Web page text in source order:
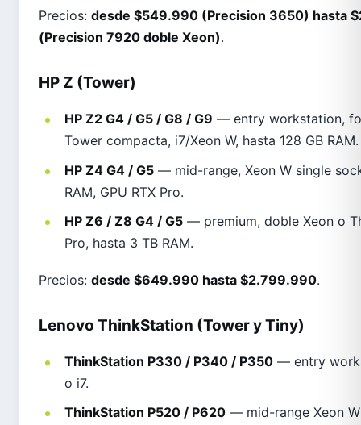
Precios: desde $549.990 (Precision 3650) hasta
(Precision 7920 doble Xeon).
HP Z (Tower)
HP Z2 G4 / G5 / G8 / G9 — entry workstation,
Tower compacta, i7/Xeon W, hasta 128 GB RAM.
HP Z4 G4 / G5 — mid-range, Xeon W single
RAM, GPU RTX Pro.
HP Z6 / Z8 G4 / G5 — premium, doble Xeon o
Pro, hasta 3 TB RAM.
Precios: desde $649.990 hasta $2.799.990.
Lenovo ThinkStation (Tower y Tiny)
ThinkStation P330 / P340 / P350 — entry
o i7.
ThinkStation P520 / P620 — mid-range Xeon